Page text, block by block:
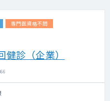
専門医資格不問
診（企業）